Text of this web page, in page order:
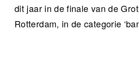
dit jaar in de finale van de
Rotterdam, in de categorie